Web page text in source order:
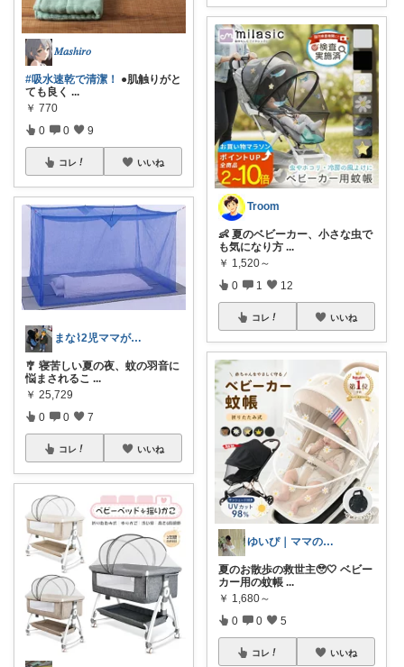
𝑀𝑎𝑠ℎ𝑖𝑟𝑜
#吸水速乾で清潔！
●肌触りがと
ても良く ...
￥ 770
0 0 9
コレ いいね
まな⌇2児ママが目指すゆとりある暮らし
🎐 寝苦しい夏の夜、蚊の羽音に
悩まされるこ ...
￥ 25,729
0 0 7
コレ いいね
Troom
👶 夏のベビーカー、小さな虫で
も気になり方 ...
￥ 1,520～
0 1 12
コレ いいね
ゆいぴ｜ママの暮らし記録𓂃🧸🏠
夏のお散歩の救世主🥹🤍 ベビー
カー用の蚊帳 ...
￥ 1,680～
0 0 5
コレ いいね